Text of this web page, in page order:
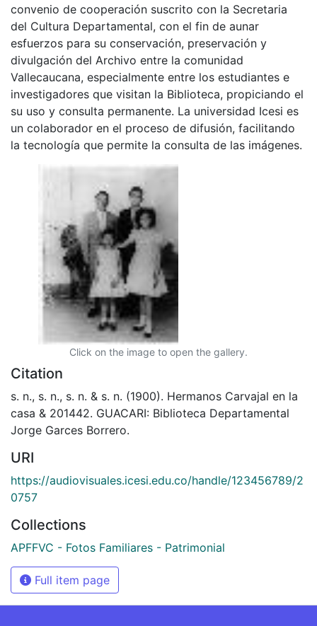
convenio de cooperación suscrito con la Secretaria
del Cultura Departamental, con el fin de aunar
esfuerzos para su conservación, preservación y
divulgación del Archivo entre la comunidad
Vallecaucana, especialmente entre los estudiantes e
investigadores que visitan la Biblioteca, propiciando el
su uso y consulta permanente. La universidad Icesi es
un colaborador en el proceso de difusión, facilitando
la tecnología que permite la consulta de las imágenes.
Click on the image to open the gallery.
Citation
s. n., s. n., s. n. & s. n. (1900). Hermanos Carvajal en la
casa & 201442. GUACARI: Biblioteca Departamental
Jorge Garces Borrero.
URI
https://audiovisuales.icesi.edu.co/handle/123456789/2
0757
Collections
APFFVC - Fotos Familiares - Patrimonial
Full item page